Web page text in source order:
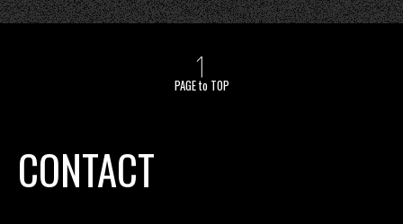
PAGE to TOP
CONTACT